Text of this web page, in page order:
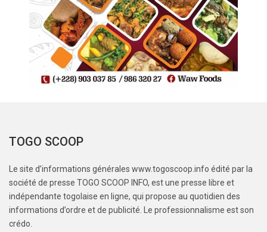
TOGO SCOOP
Le site d’informations générales www.togoscoop.info édité par la
société de presse TOGO SCOOP INFO, est une presse libre et
indépendante togolaise en ligne, qui propose au quotidien des
informations d’ordre et de publicité. Le professionnalisme est son
crédo.